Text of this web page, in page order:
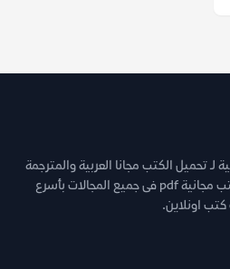
تحميل الكتب مجانا العربية والمترجمة
والروايات والقصص وغيرها من كتب مجانية pdf فى جميع المجالات بأسرع
اونلاين.